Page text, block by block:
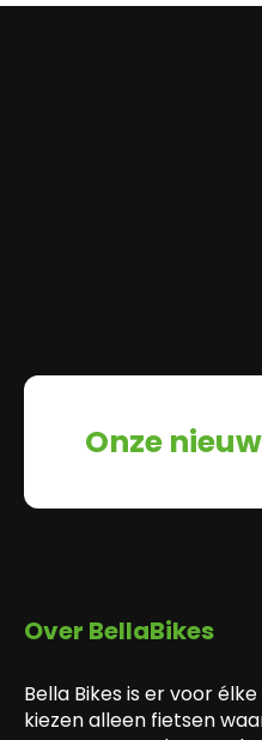
Onze
Over BellaBikes
Bella Bikes is er voor
kiezen alleen fietsen